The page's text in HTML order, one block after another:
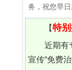
务，祝您早日
【特
近期有
宣传“免费